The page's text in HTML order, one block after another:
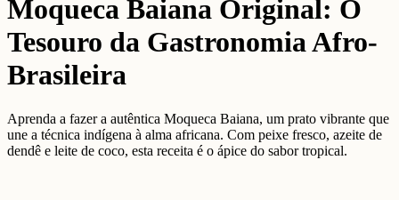
Moqueca Baiana Original: O
Tesouro da Gastronomia Afro-
Brasileira
Aprenda a fazer a autêntica Moqueca Baiana, um prato vibrante que
une a técnica indígena à alma africana. Com peixe fresco, azeite de
dendê e leite de coco, esta receita é o ápice do sabor tropical.